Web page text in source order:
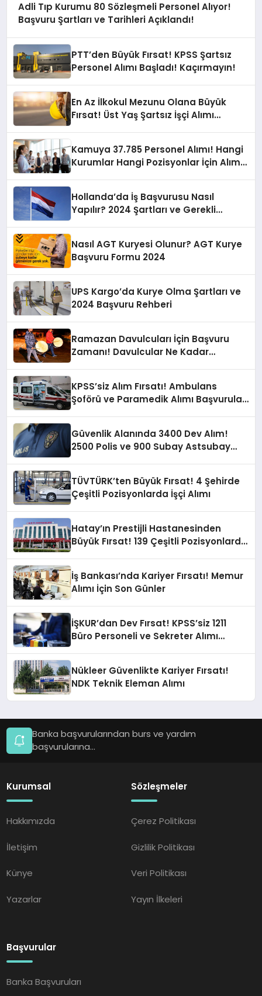
Adli Tıp Kurumu 80 Sözleşmeli Personel Alıyor!
Başvuru Şartları ve Tarihleri Açıklandı!
PTT’den Büyük Fırsat! KPSS Şartsız
Personel Alımı Başladı! Kaçırmayın!
En Az İlkokul Mezunu Olana Büyük
Fırsat! Üst Yaş Şartsız İşçi Alımı
Kamuya 37.785 Personel Alımı! Hangi
Kurumlar Hangi Pozisyonlar İçin Alım
Hollanda’da İş Başvurusu Nasıl
Yapılır? 2024 Şartları ve Gerekli
Nasıl AGT Kuryesi Olunur? AGT Kurye
Başvuru Formu 2024
UPS Kargo’da Kurye Olma Şartları ve
2024 Başvuru Rehberi
Ramazan Davulcuları İçin Başvuru
Zamanı! Davulcular Ne Kadar
KPSS’siz Alım Fırsatı! Ambulans
Şoförü ve Paramedik Alımı Başvuruları
Güvenlik Alanında 3400 Dev Alım!
2500 Polis ve 900 Subay Astsubay
TÜVTÜRK’ten Büyük Fırsat! 4 Şehirde
Çeşitli Pozisyonlarda İşçi Alımı
Hatay’ın Prestijli Hastanesinden
Büyük Fırsat! 139 Çeşitli Pozisyonlarda
İş Bankası’nda Kariyer Fırsatı! Memur
Alımı İçin Son Günler
İŞKUR’dan Dev Fırsat! KPSS’siz 1211
Büro Personeli ve Sekreter Alımı
Nükleer Güvenlikte Kariyer Fırsatı!
NDK Teknik Eleman Alımı
Banka başvurularından burs ve yardım
başvurularına...
Kurumsal
Hakkımızda
İletişim
Künye
Yazarlar
Sözleşmeler
Çerez Politikası
Gizlilik Politikası
Veri Politikası
Yayın İlkeleri
Başvurular
Banka Başvuruları